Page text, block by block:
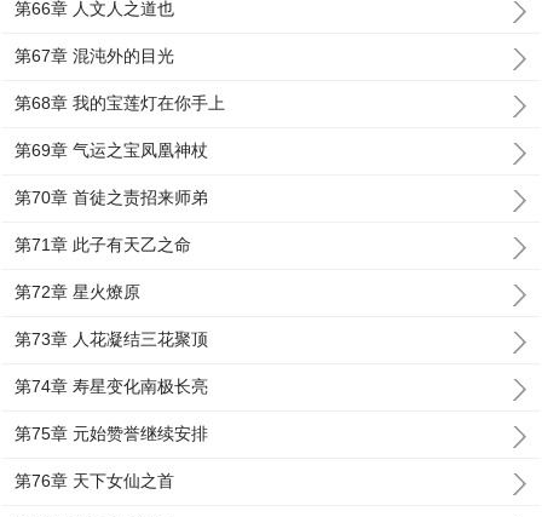
第66章 人文人之道也
第67章 混沌外的目光
第68章 我的宝莲灯在你手上
第69章 气运之宝凤凰神杖
第70章 首徒之责招来师弟
第71章 此子有天乙之命
第72章 星火燎原
第73章 人花凝结三花聚顶
第74章 寿星变化南极长亮
第75章 元始赞誉继续安排
第76章 天下女仙之首